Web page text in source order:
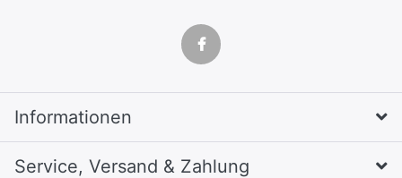
Informationen
Service, Versand & Zahlung